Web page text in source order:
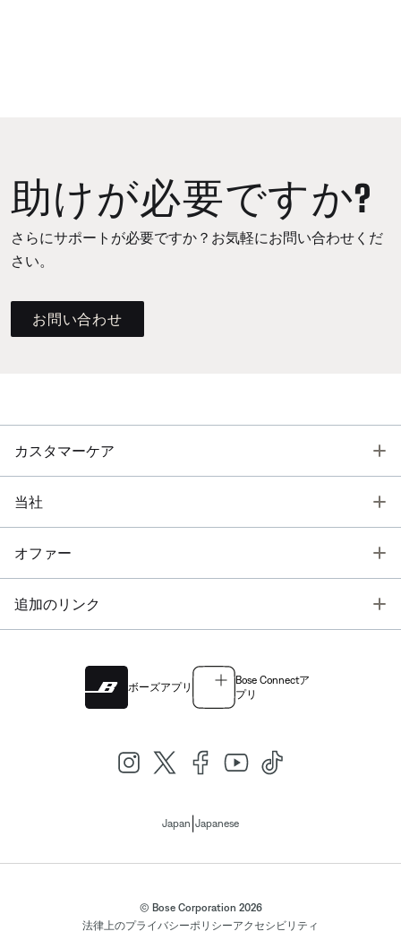
助けが必要ですか?
さらにサポートが必要ですか？お気軽にお問い合わせくだ
さい。
お問い合わせ
カスタマーケア
当社
オファー
追加のリンク
ボーズアプリ
Bose Connectア
プリ
Japan Japanese
© Bose Corporation 2026
法律上のプライバシーポリシーアクセシビリティ